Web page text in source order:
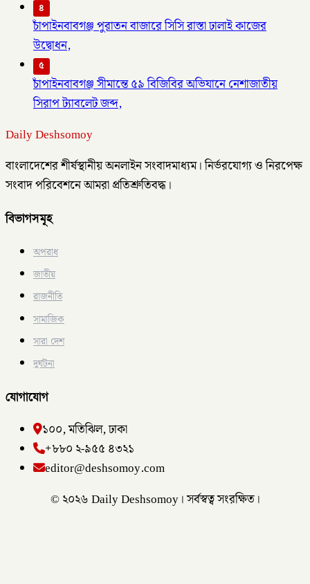
৪
চাঁপাইনবাবগঞ্জ পুরাতন বাজারে সিসি রাস্তা ঢালাই কাজের
উদ্বোধন,
৫
চাঁপাইনবাবগঞ্জ সীমান্তে ৫৯ বিজিবির অভিযানে নেশাজাতীয়
সিরাপ ট্যাবলেট জব্দ,
Daily Deshsomoy
বাংলাদেশের শীর্ষস্থানীয় অনলাইন সংবাদমাধ্যম। নির্ভরযোগ্য ও নিরপেক্ষ
সংবাদ পরিবেশনে আমরা প্রতিশ্রুতিবদ্ধ।
বিভাগসমূহ
অপরাধ
জাতীয়
রাজনীতি
সামাজিক
সারা দেশ
দুর্ঘটনা
যোগাযোগ
১০০, মতিঝিল, ঢাকা
+৮৮০ ২-৯৫৫ ৪৩২১
editor@deshsomoy.com
© ২০২৬ Daily Deshsomoy। সর্বস্বত্ব সংরক্ষিত।